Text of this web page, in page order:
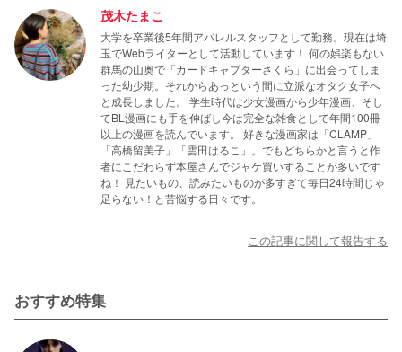
茂木たまこ
大学を卒業後5年間アパレルスタッフとして勤務。現在は埼
玉でWebライターとして活動しています！ 何の娯楽もない
群馬の山奥で「カードキャプターさくら」に出会ってしま
った幼少期。それからあっという間に立派なオタク女子へ
と成長しました。 学生時代は少女漫画から少年漫画、そし
てBL漫画にも手を伸ばし今は完全な雑食として年間100冊
以上の漫画を読んでいます。 好きな漫画家は「CLAMP」
「高橋留美子」「雲田はるこ」。でもどちらかと言うと作
者にこだわらず本屋さんでジャケ買いすることが多いです
ね！ 見たいもの、読みたいものが多すぎて毎日24時間じゃ
足らない！と苦悩する日々です。
この記事に関して報告する
おすすめ特集